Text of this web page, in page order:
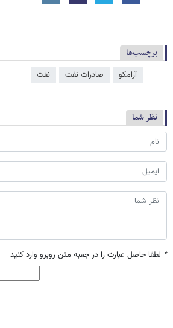
برچسب‌ها
آرامکو صادرات نفت نفت
نظر شما
* لطفا حاصل عبارت را در جعبه متن روبرو وارد کنید